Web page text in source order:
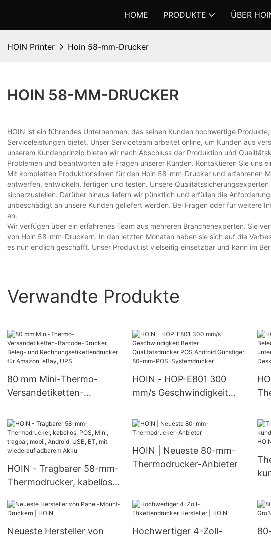
HOME PRODUKTE ÜBER
HOIN Printer Hoin 58-mm-Drucker
HOIN 58-MM-DRUCKER
HOIN ist ein führendes Unternehmen, das seinen Kunden hochwertige
Serviceleistungen bietet. Unser Serviceteam arbeitet online, um Kunden aus
unserem Kundenprinzip bieten wir nach Abschluss der Produktion und
Problemen und beantworten alle Fragen unserer Kunden. Kontaktieren Sie uns
Mit kompletten Produktionslinien für den Hoin 58-mm-Drucker und erfahrenen
entwerfen, entwickeln, fertigen und testen. Unsere
sicherzustellen. Darüber hinaus liefern wir pünktlich und erfüllen die
unbeschädigt an unsere Kunden geliefert werden. Bei Fragen oder für weitere
an.
Wir verfügen über ein erfahrenes Team aus mehreren Branchenexperten. Sie
von Hoin 58-mm-Druckern. In den letzten Monaten haben sie sich auf die
es nun endlich geschafft. Unser Produkt ist vielseitig einsetzbar und kann im
Verwandte Produkte
80 mm Mini-Thermo-
Versandetiketten-
und
Rechnungsetikettendruck
er für Amazon, eBay, UPS
HOIN - HOP-E801 300
mm/s Geschwindigkeit
POS Android Günstiger
80-mm-POS-
Systemdrucker
HOIN - Tragbarer 58-mm-
Thermodrucker, kabellos,
Android, USB, BT, mit
HOIN | Neueste 80-mm-
Thermodrucker-Anbieter
Neueste Hersteller von
Hochwertiger 4-Zoll-